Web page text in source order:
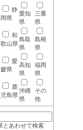
静
岡県
愛知
県
三重
県
和
歌山県
鳥取
県
島根
県
愛
媛県
高知
県
福岡
県
鹿
児島県
沖縄
県
その
他
とあわせて検索